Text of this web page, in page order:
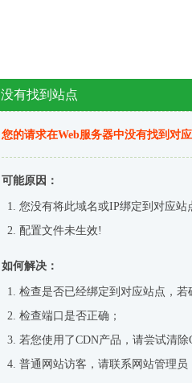
没有找到站点
您的请求在Web服务器中没有找到对
可能原因：
您没有将此域名或IP绑定到对应站
配置文件未生效!
如何解决：
检查是否已经绑定到对应站点，
检查端口是否正确；
若您使用了CDN产品，请尝试清除
普通网站访客，请联系网站管理员